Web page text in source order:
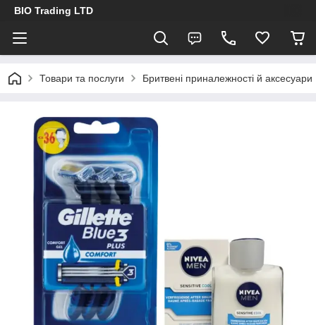
BIO Trading LTD
Товари та послуги Бритвені приналежності й аксесуари